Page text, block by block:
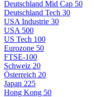
Deutschland Mid Cap 50
Deutschland Tech 30
USA Industrie 30
USA 500
US Tech 100
Eurozone 50
FTSE-100
Schweiz 20
Österreich 20
Japan 225
Hong Kong 50